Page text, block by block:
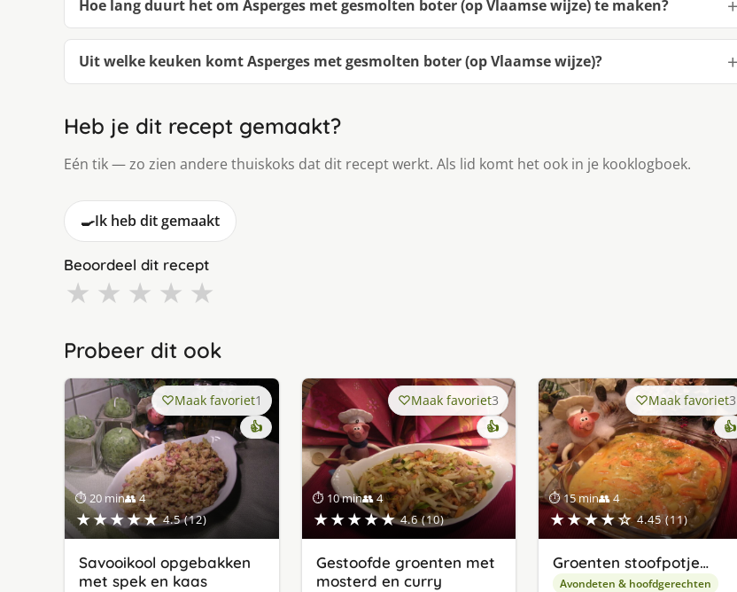
Hoe lang duurt het om Asperges met gesmolten boter (op Vlaamse wijze) te maken?
Uit welke keuken komt Asperges met gesmolten boter (op Vlaamse wijze)?
Heb je dit recept gemaakt?
Eén tik — zo zien andere thuiskoks dat dit recept werkt. Als lid komt het ook in je kooklogboek.
🍳Ik heb dit gemaakt
Beoordeel dit recept
★ ★ ★ ★ ★
Probeer dit ook
⏱ 20 min👥 4
★★★★★ 4.5 (12)
Maak favoriet1
👍
Savooikool opgebakken
met spek en kaas
⏱ 10 min👥 4
★★★★★ 4.6 (10)
Maak favoriet3
👍
Gestoofde groenten met
mosterd en curry
⏱ 15 min👥 4
★★★★☆ 4.45 (11)
Maak favoriet3
👍
Groenten stoofpotje…
Avondeten & hoofdgerechten